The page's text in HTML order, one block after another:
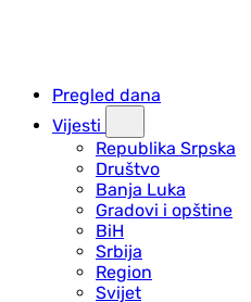
Pregled dana
Vijesti
Republika Srpska
Društvo
Banja Luka
Gradovi i opštine
BiH
Srbija
Region
Svijet